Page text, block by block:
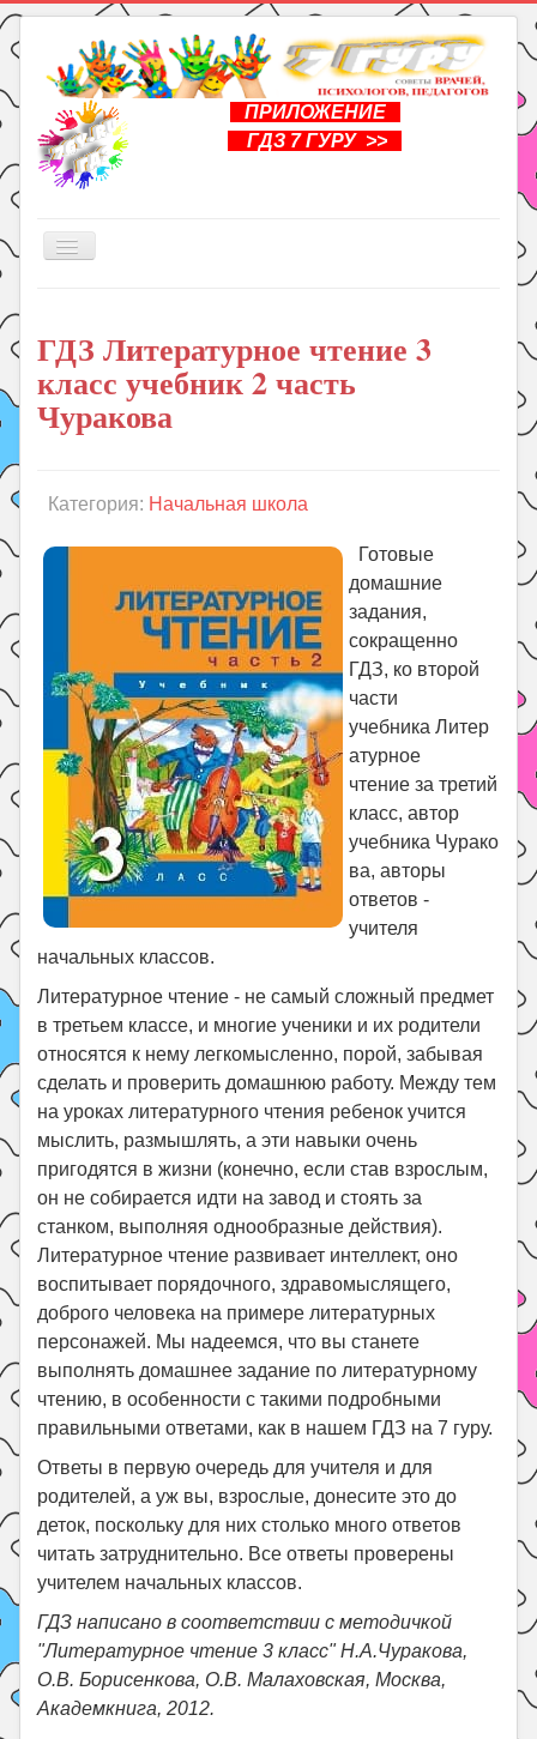
ПРИЛОЖЕНИЕ
ГДЗ 7 ГУРУ >>
Включить/
Книги
Рукоделие
Подготовка к школе
ГДЗ
Праздники
Психология
Поиск
ГДЗ Литературное чтение 3
класс учебник 2 часть
Чуракова
Категория: Начальная школа
Готовые
домашние
задания,
сокращенно
ГДЗ, ко второй
части
учебника Литер
атурное
чтение за третий
класс, автор
учебника Чурако
ва, авторы
ответов -
учителя
начальных классов.
Литературное чтение - не самый сложный предмет
в третьем классе, и многие ученики и их родители
относятся к нему легкомысленно, порой, забывая
сделать и проверить домашнюю работу. Между тем
на уроках литературного чтения ребенок учится
мыслить, размышлять, а эти навыки очень
пригодятся в жизни (конечно, если став взрослым,
он не собирается идти на завод и стоять за
станком, выполняя однообразные действия).
Литературное чтение развивает интеллект, оно
воспитывает порядочного, здравомыслящего,
доброго человека на примере литературных
персонажей. Мы надеемся, что вы станете
выполнять домашнее задание по литературному
чтению, в особенности с такими подробными
правильными ответами, как в нашем ГДЗ на 7 гуру.
Ответы в первую очередь для учителя и для
родителей, а уж вы, взрослые, донесите это до
деток, поскольку для них столько много ответов
читать затруднительно. Все ответы проверены
учителем начальных классов.
ГДЗ написано в соответствии с методичкой
"Литературное чтение 3 класс" Н.А.Чуракова,
О.В. Борисенкова, О.В. Малаховская, Москва,
Академкнига, 2012.